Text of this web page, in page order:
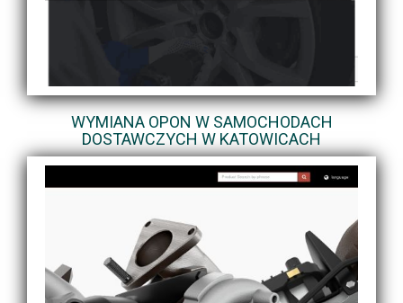
WYMIANA OPON W SAMOCHODACH
DOSTAWCZYCH W KATOWICACH